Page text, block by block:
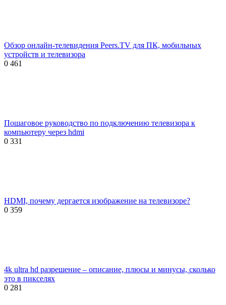
Обзор онлайн-телевидения Peers.TV для ПК, мобильных
устройств и телевизора
0 461
Пошаговое руководство по подключению телевизора к
компьютеру через hdmi
0 331
HDMI, почему дергается изображение на телевизоре?
0 359
4k ultra hd разрешение – описание, плюсы и минусы, сколько
это в пикселях
0 281